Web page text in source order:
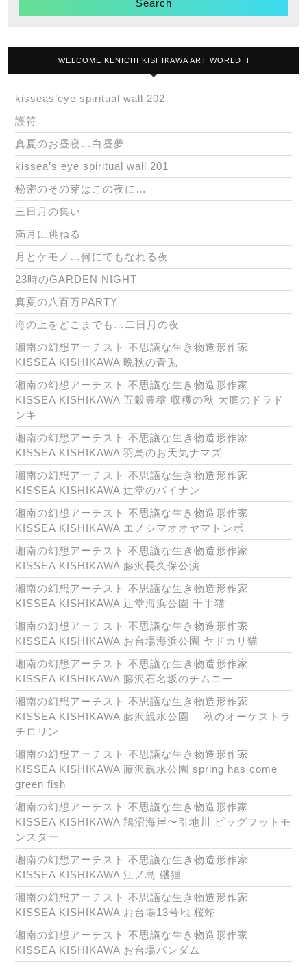
WELCOME KENICHI KISHIKAWA ART WORLD !!
kisseas’eye spiritual wall 202
護符
真夏のお昼寝…白昼夢
kissea’s eye spiritual wall 201
秘密のその芽はこの夜に…
三日月の集い
満月に跳ねる
月とケモノ…何にでもなれる夜
23時のGARDEN NIGHT
真夏の八百万PARTY
海の上をどこまでも…二日月の夜
湘南の幻想アーチスト 不思議な生き物造形作家
KISSEA KISHIKAWA 晩秋の青兎
湘南の幻想アーチスト 不思議な生き物造形作家
KISSEA KISHIKAWA 五穀豊穣 収穫の秋 大庭のドラド
ンキ
湘南の幻想アーチスト 不思議な生き物造形作家
KISSEA KISHIKAWA 羽鳥のお天気ナマズ
湘南の幻想アーチスト 不思議な生き物造形作家
KISSEA KISHIKAWA 辻堂のパイナン
湘南の幻想アーチスト 不思議な生き物造形作家
KISSEA KISHIKAWA エノシマオオヤマトンボ
湘南の幻想アーチスト 不思議な生き物造形作家
KISSEA KISHIKAWA 藤沢長久保公演
湘南の幻想アーチスト 不思議な生き物造形作家
KISSEA KISHIKAWA 辻堂海浜公園 千手猫
湘南の幻想アーチスト 不思議な生き物造形作家
KISSEA KISHIKAWA お台場海浜公園 ヤドカリ猫
湘南の幻想アーチスト 不思議な生き物造形作家
KISSEA KISHIKAWA 藤沢石名坂のチムニー
湘南の幻想アーチスト 不思議な生き物造形作家
KISSEA KISHIKAWA 藤沢親水公園 秋のオーケストラ
チロリン
湘南の幻想アーチスト 不思議な生き物造形作家
KISSEA KISHIKAWA 藤沢親水公園 spring has come
green fish
湘南の幻想アーチスト 不思議な生き物造形作家
KISSEA KISHIKAWA 鵠沼海岸〜引地川 ビッグフットモ
ンスター
湘南の幻想アーチスト 不思議な生き物造形作家
KISSEA KISHIKAWA 江ノ島 磯狸
湘南の幻想アーチスト 不思議な生き物造形作家
KISSEA KISHIKAWA お台場13号地 桜蛇
湘南の幻想アーチスト 不思議な生き物造形作家
KISSEA KISHIKAWA お台場パンダム